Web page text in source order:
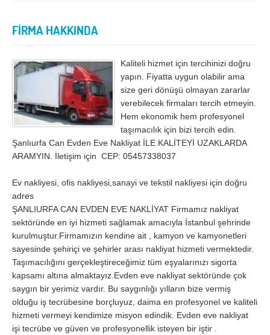
Kayseri Kırıkkale
Kırşehir
Kilis Kocaeli
Malatya Manisa
Mardin Mersin
Muğla
Nevşehir Niğde
Ordu Osmaniye
Rize Sakarya
Samsun Siirt
Sinop Sivas
FİRMA HAKKINDA
Kaliteli hizmet için tercihinizi doğru
yapın. Fiyatta uygun olabilir ama
size geri dönüşü olmayan zararlar
verebilecek firmaları tercih etmeyin.
Hem ekonomik hem profesyonel
taşımacılık için bizi tercih edin.
Şanlıurfa Can Evden Eve Nakliyat İLE KALİTEYİ UZAKLARDA
ARAMYIN. İletişim için CEP: 05457338037
Ev nakliyesi, ofis nakliyesi,sanayi ve tekstil nakliyesi için doğru
adres
ŞANLIURFA CAN EVDEN EVE NAKLİYAT Firmamız nakliyat
sektöründe en iyi hizmeti sağlamak amacıyla İstanbul şehrinde
kurulmuştur.Firmamızın kendine ait , kamyon ve kamyonetleri
sayesinde şehiriçi ve şehirler arası nakliyat hizmeti vermektedir.
Taşımacılığını gerçekleştireceğimiz tüm eşyalarınızı sigorta
kapsamı altına almaktayız.Evden eve nakliyat sektöründe çok
saygın bir yerimiz vardır. Bu saygınlığı yılların bize vermiş
olduğu iş tecrübesine borçluyuz, daima en profesyonel ve kaliteli
hizmeti vermeyi kendimize misyon edindik. Evden eve nakliyat
işi tecrübe ve güven ve profesyonellik isteyen bir iştir .